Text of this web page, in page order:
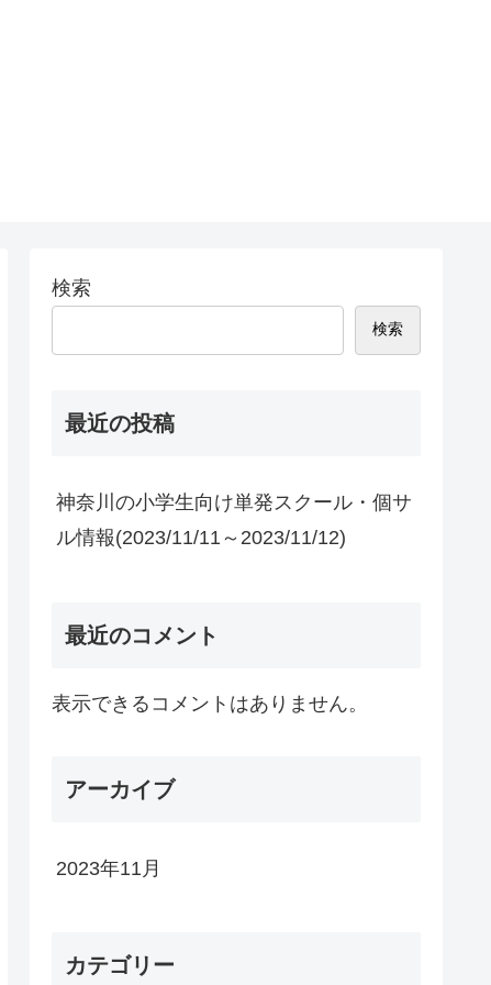
検索
検索
最近の投稿
神奈川の小学生向け単発スクール・個サ
ル情報(2023/11/11～2023/11/12)
最近のコメント
表示できるコメントはありません。
アーカイブ
2023年11月
カテゴリー